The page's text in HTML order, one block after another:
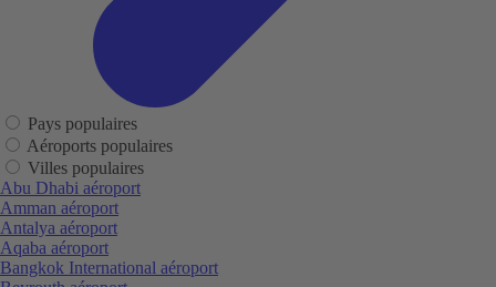
Pays populaires
Aéroports populaires
Villes populaires
Abu Dhabi aéroport
Amman aéroport
Antalya aéroport
Aqaba aéroport
Bangkok International aéroport